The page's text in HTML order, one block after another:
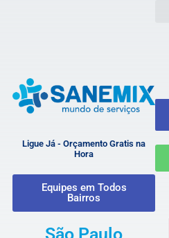
Ligue Já - Orçamento Gratis na
Hora
Equipes em Todos
Bairros
São Paulo